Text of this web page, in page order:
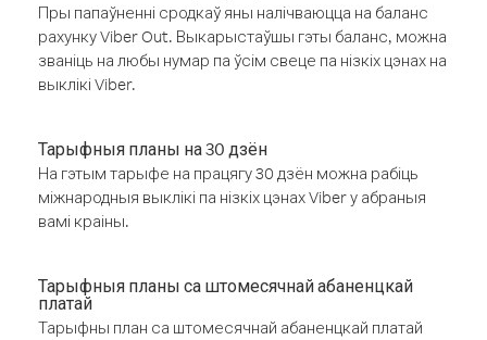
Пры папаўненні сродкаў яны налічваюцца на баланс
рахунку Viber Out. Выкарыстаўшы гэты баланс, можна
званіць на любы нумар па ўсім свеце па нізкіх цэнах на
выклікі Viber.
Тарыфныя планы на 30 дзён
На гэтым тарыфе на працягу 30 дзён можна рабіць
міжнародныя выклікі па нізкіх цэнах Viber у абраныя
вамі краіны.
Тарыфныя планы са штомесячнай абаненцкай
платай
Тарыфны план са штомесячнай абаненцкай платай